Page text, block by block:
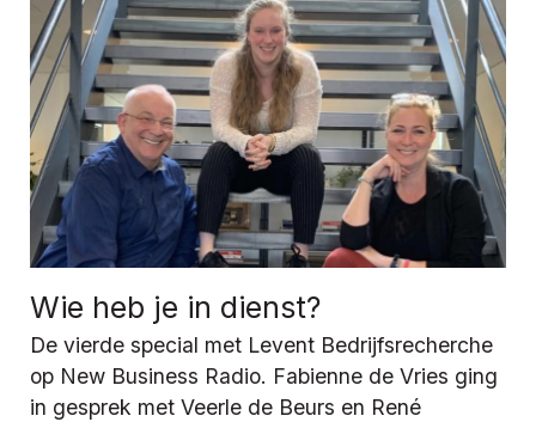
Wie heb je in dienst?
De vierde special met Levent Bedrijfsrecherche
op New Business Radio. Fabienne de Vries ging
in gesprek met Veerle de Beurs en René